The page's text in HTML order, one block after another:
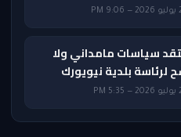
سياسات مامداني ولا
لرئاسة بلدية نيويورك